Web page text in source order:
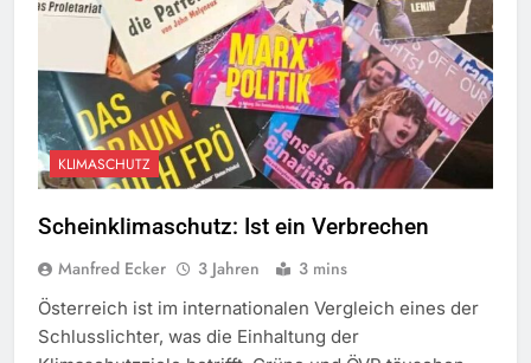
KLIMASCHUTZ
Scheinklimaschutz: Ist ein Verbrechen
Manfred Ecker 3 Jahren 3 mins
Österreich ist im internationalen Vergleich eines der
Schlusslichter, was die Einhaltung der